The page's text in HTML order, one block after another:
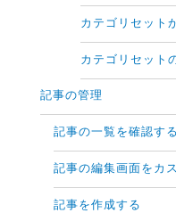
カテゴリセット
カテゴリセット
記事の管理
記事の一覧を確認する
記事の編集画面をカ
記事を作成する